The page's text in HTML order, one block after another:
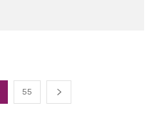
55